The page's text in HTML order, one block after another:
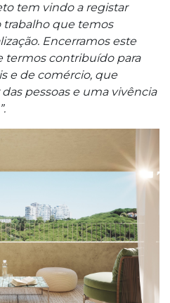
tem vindo a registar
que temos
Encerramos este
termos contribuído para
e de comércio, que
pessoas e uma vivência